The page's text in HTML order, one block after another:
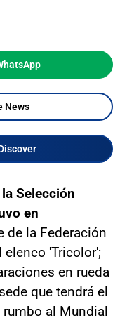
News
Selección
en
de la Federación
'Tricolor';
en rueda
que tendrá el
al Mundial